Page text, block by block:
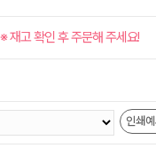
※ 재고 확인 후 주문해 주세요!
인쇄예